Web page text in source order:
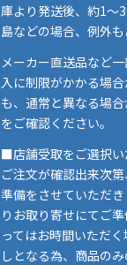
庫より発送後、約1～
島などの場合、例外
メーカー直送品など
入に制限がかかる場
も、通常と異なる場
をご確認ください。
■店舗受取をご選択い
ご注文が確認出来次
準備をさせていただ
りお取り寄せにてご
ってはお時間いただ
しとなる為、商品の